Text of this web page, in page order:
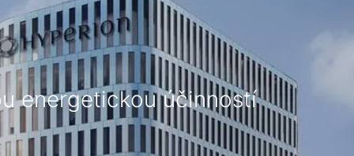
energetickou účinností